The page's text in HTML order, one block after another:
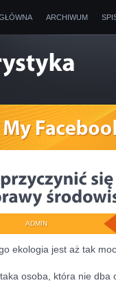
ARCHIWUM
ADMIN
ekologia jest aż tak
osoba, która nie